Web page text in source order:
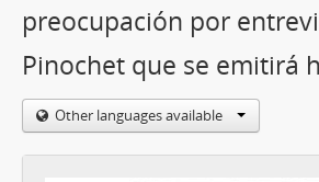
preocupación por
Pinochet que se emitirá
Other languages available